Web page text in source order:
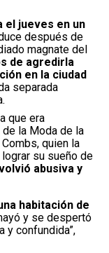
el jueves en un
después de
magnate del
de agredirla
en la ciudad
separada
que era
la Moda de la
quien la
su sueño de
abusiva y
habitación de
y se despertó
y confundida”,